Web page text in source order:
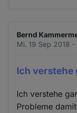
Bernd
Mi. 19 Sep 2018 -
Ich verstehe
Ich verstehe
Probleme